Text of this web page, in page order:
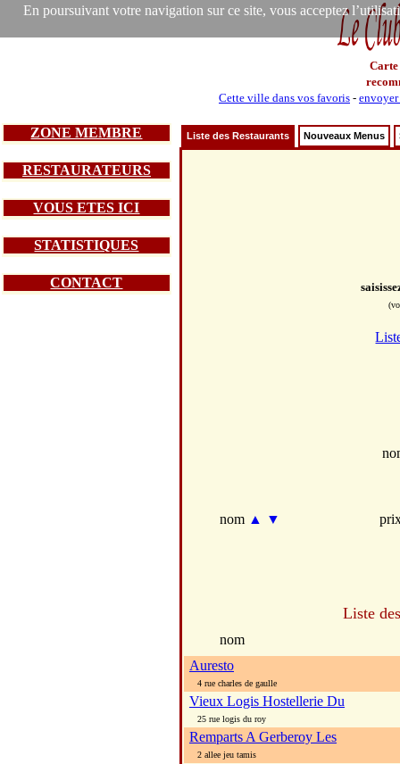
En poursuivant votre navigation sur ce site, vous acceptez
Carte
Cette ville dans vos favoris -
ZONE MEMBRE
RESTAURATEURS
VOUS ETES ICI
STATISTIQUES
CONTACT
Liste des Restaurants Nouveaux Menus
nom ▲ ▼
Liste
nom
Auresto
4 rue charles de gaulle
Vieux Logis Hostellerie Du
25 rue logis du roy
Remparts A Gerberoy Les
2 allee jeu tamis